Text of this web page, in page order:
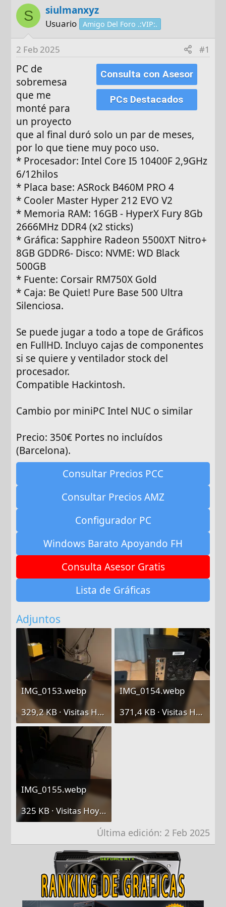
t
o
r
c
h
a
e
S siulmanxyz
Usuario Amigo Del Foro .:VIP:.
2 Feb 2025 #1
Consulta con Asesor
PCs Destacados
PC de
sobremesa
que me
monté para
un proyecto
que al final duró solo un par de meses,
por lo que tiene muy poco uso.
* Procesador: Intel Core I5 10400F 2,9GHz
6/12hilos
* Placa base: ASRock B460M PRO 4
* Cooler Master Hyper 212 EVO V2
* Memoria RAM: 16GB - HyperX Fury 8Gb
2666MHz DDR4 (x2 sticks)
* Gráfica: Sapphire Radeon 5500XT Nitro+
8GB GDDR6- Disco: NVME: WD Black
500GB
* Fuente: Corsair RM750X Gold
* Caja: Be Quiet! Pure Base 500 Ultra
Silenciosa.
Se puede jugar a todo a tope de Gráficos
en FullHD. Incluyo cajas de componentes
si se quiere y ventilador stock del
procesador.
Compatible Hackintosh.
Cambio por miniPC Intel NUC o similar
Precio: 350€ Portes no incluídos
(Barcelona).
Consultar Precios PCC
Consultar Precios AMZ
Configurador PC
Windows Barato Apoyando FH
Consulta Asesor Gratis
Lista de Gráficas
Adjuntos
IMG_0153.webp
329,2 KB · Visitas Hoy: 0
IMG_0154.webp
371,4 KB · Visitas Hoy: 0
IMG_0155.webp
325 KB · Visitas Hoy: 0
Última edición: 2 Feb 2025